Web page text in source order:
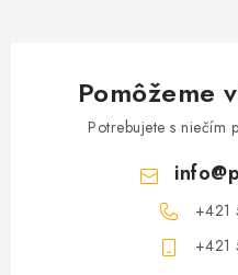
Pomôžeme
Potrebujete s niečím
info@